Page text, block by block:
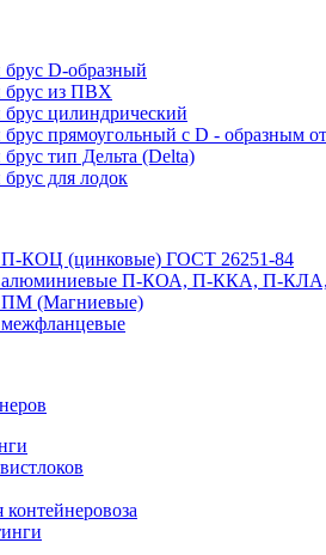
D-образный
брус из ПВХ
цилиндрический
прямоугольный с D - образным
тип Дельта (Delta)
для лодок
П-КОЦ (цинковые) ГОСТ 26251-84
алюминиевые П-КОА, П-ККА, П-
ПМ (Магниевые)